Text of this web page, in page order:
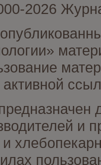
2026
и
и